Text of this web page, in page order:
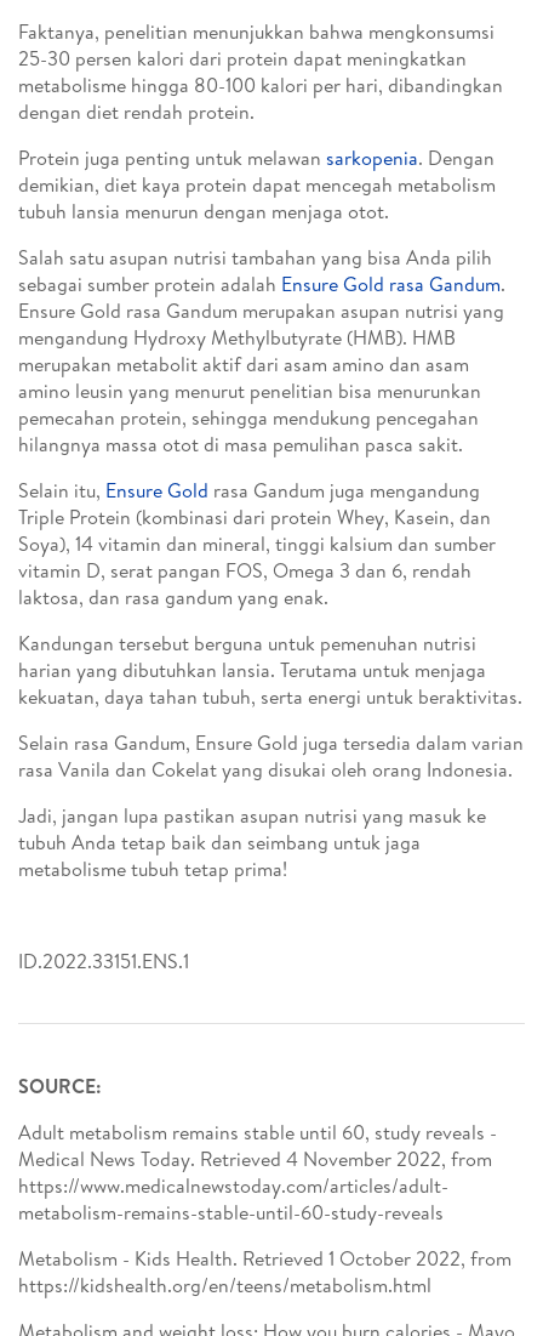
Faktanya, penelitian menunjukkan bahwa mengkonsumsi
25-30 persen kalori dari protein dapat meningkatkan
metabolisme hingga 80-100 kalori per hari, dibandingkan
dengan diet rendah protein.
Protein juga penting untuk melawan sarkopenia. Dengan
demikian, diet kaya protein dapat mencegah metabolism
tubuh lansia menurun dengan menjaga otot.
Salah satu asupan nutrisi tambahan yang bisa Anda pilih
sebagai sumber protein adalah Ensure Gold rasa Gandum.
Ensure Gold rasa Gandum merupakan asupan nutrisi yang
mengandung Hydroxy Methylbutyrate (HMB). HMB
merupakan metabolit aktif dari asam amino dan asam
amino leusin yang menurut penelitian bisa menurunkan
pemecahan protein, sehingga mendukung pencegahan
hilangnya massa otot di masa pemulihan pasca sakit.
Selain itu, Ensure Gold rasa Gandum juga mengandung
Triple Protein (kombinasi dari protein Whey, Kasein, dan
Soya), 14 vitamin dan mineral, tinggi kalsium dan sumber
vitamin D, serat pangan FOS, Omega 3 dan 6, rendah
laktosa, dan rasa gandum yang enak.
Kandungan tersebut berguna untuk pemenuhan nutrisi
harian yang dibutuhkan lansia. Terutama untuk menjaga
kekuatan, daya tahan tubuh, serta energi untuk beraktivitas.
Selain rasa Gandum, Ensure Gold juga tersedia dalam varian
rasa Vanila dan Cokelat yang disukai oleh orang Indonesia.
Jadi, jangan lupa pastikan asupan nutrisi yang masuk ke
tubuh Anda tetap baik dan seimbang untuk jaga
metabolisme tubuh tetap prima!
ID.2022.33151.ENS.1
SOURCE:
Adult metabolism remains stable until 60, study reveals -
Medical News Today. Retrieved 4 November 2022, from
https://www.medicalnewstoday.com/articles/adult-
metabolism-remains-stable-until-60-study-reveals
Metabolism - Kids Health. Retrieved 1 October 2022, from
https://kidshealth.org/en/teens/metabolism.html